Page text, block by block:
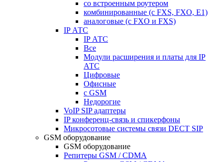
со встроенным роутером
комбинированные (c FXS, FXO, E1)
аналоговые (с FXO и FXS)
IP АТС
IP АТС
Все
Модули расширения и платы для IP
АТС
Цифровые
Офисные
с GSM
Недорогие
VoIP SIP адаптеры
IP конференц-связь и спикерфоны
Микросотовые системы связи DECT SIP
GSM оборудование
GSM оборудование
Репитеры GSM / CDMA